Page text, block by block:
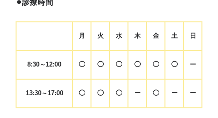
⚫︎診療時間
月 火 水 木 金 土 日
8:30～12:00 ◯ ◯ ◯ ◯ ◯ ◯ ー
13:30～17:00 ◯ ◯ ◯ ー ◯ ー ー